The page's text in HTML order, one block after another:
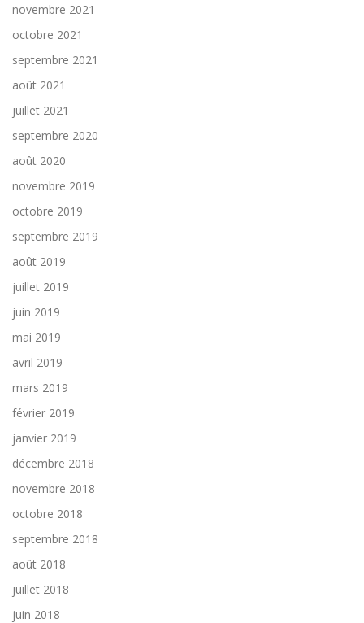
novembre 2021
octobre 2021
septembre 2021
août 2021
juillet 2021
septembre 2020
août 2020
novembre 2019
octobre 2019
septembre 2019
août 2019
juillet 2019
juin 2019
mai 2019
avril 2019
mars 2019
février 2019
janvier 2019
décembre 2018
novembre 2018
octobre 2018
septembre 2018
août 2018
juillet 2018
juin 2018